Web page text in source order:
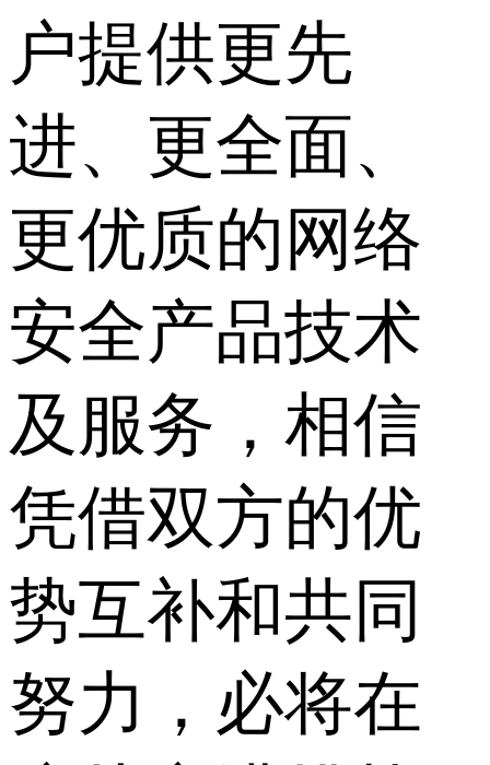
户提供更先
进、更全面、
更优质的网络
安全产品技术
及服务，相信
凭借双方的优
势互补和共同
努力，必将在